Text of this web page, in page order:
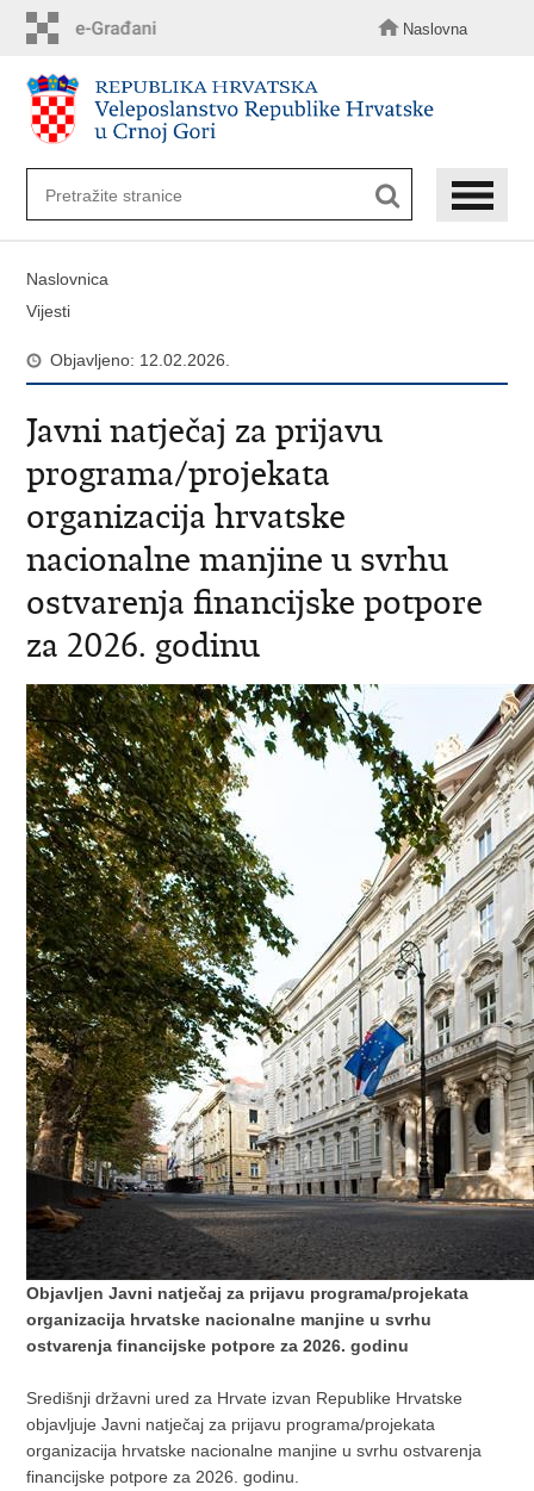
sadržaj
Naslovna
Naslovnica
Vijesti
Objavljeno: 12.02.2026.
Javni natječaj za prijavu
programa/projekata
organizacija hrvatske
nacionalne manjine u svrhu
ostvarenja financijske potpore
za 2026. godinu
Objavljen Javni natječaj za prijavu programa/projekata
organizacija hrvatske nacionalne manjine u svrhu
ostvarenja financijske potpore za 2026. godinu
Središnji državni ured za Hrvate izvan Republike Hrvatske
objavljuje Javni natječaj za prijavu programa/projekata
organizacija hrvatske nacionalne manjine u svrhu ostvarenja
financijske potpore za 2026. godinu.